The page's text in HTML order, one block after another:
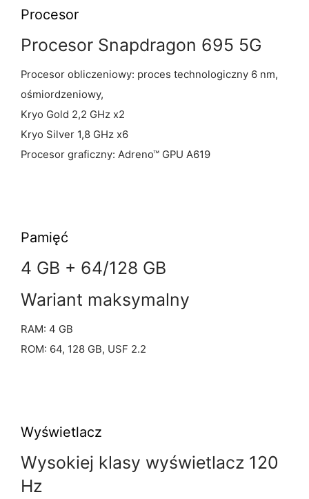
Procesor
Procesor Snapdragon 695 5G
Procesor obliczeniowy: proces technologiczny 6 nm,
ośmiordzeniowy,
Kryo Gold 2,2 GHz x2
Kryo Silver 1,8 GHz x6
Procesor graficzny: Adreno™ GPU A619
Pamięć
4 GB + 64/128 GB
Wariant maksymalny
RAM: 4 GB
ROM: 64, 128 GB, USF 2.2
Wyświetlacz
Wysokiej klasy wyświetlacz 120
Hz